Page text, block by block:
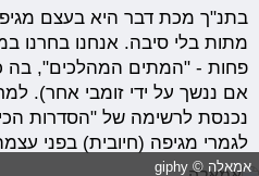
בתנ"ך מכת דבר היא בעצם
מתות בלי סיבה. אנחנו בחרנו
פחות - "המתים המהלכים", בה
אם ננשך על ידי זומבי אחר).
נכנסת לרשימה של "הסדרות הכי
לגמרי מגיפה (חיובית) בפני
אמאלה © giphy